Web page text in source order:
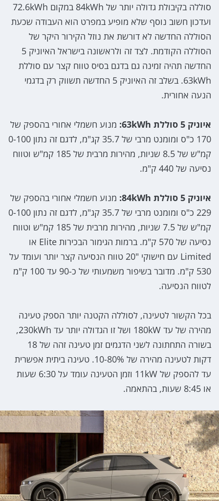
סוללה בקיבולת גדולה יותר של 84kWh במקום 72.6kWh
ועדכון חשוב נוסף שלא מופיע במפרט הוא העבודה שכעת
הסוללה החדשה לא דורשת את נוזל הקירור היקר של
הסוללה הקודמת. לצד זה ולראשונה בישראל האיוניק 5
החדשה תהיה זמינה גם בדגם בסיס טווח קצר עם סוללת
63kWh. בשלב זה האיוניק 5 החדשה תשווק רק בדגמי
הנעה אחורית.
איוניק 5 סוללת 63kWh:
מנוע חשמלי אחורי בהספק של
170 כ"ס ומומנט מרבי של 35.7 קג"מ, לדגם זה נתון 0-100
קמ"ש של 8.5 שניות, מהירות מרבית של 185 קמ"ש וטווח
נסיעה של 440 ק"מ.
איוניק 5 סוללת 84kWh:
מנוע חשמלי אחורי בהספק של
229 כ"ס ומומנט מרבי של 35.7 קג"מ, לדגם זה נתון 0-100
קמ"ש של 7.5 שניות, מהירות מרבית של 185 קמ"ש וטווח
נסיעה של 570 ק"מ. ברמות הגימור הבכירות Elite או
Limited עם חישוקי "20 טווח הנסיעה קצר יותר ועומד על
530 ק"מ. מדובר בשיפור משמעותי של כ-90 עד 100 ק"מ
לטווח הנסיעה.
בכל הקשור לטעינה, לסוללה הקטנה יותר הספק טעינה
מהירה של עד 180kW ושל זו הגדולה יותר עד 230kWh,
בשורה התחתונה לשני הדגמים זמן טעינה זהה של 18
דקות לטעינה מהירה של 10-80%. טעינה ביתית אפשרית
עד להספק של 11kW וזמן הטעינה עומד על 6:30 שעות
או 8:45 שעות, בהתאמה.